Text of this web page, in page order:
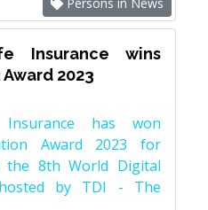
Persons in News
Insurance wins
2023
has won
Award 2023 for
the 8th World Digital
by TDI - The